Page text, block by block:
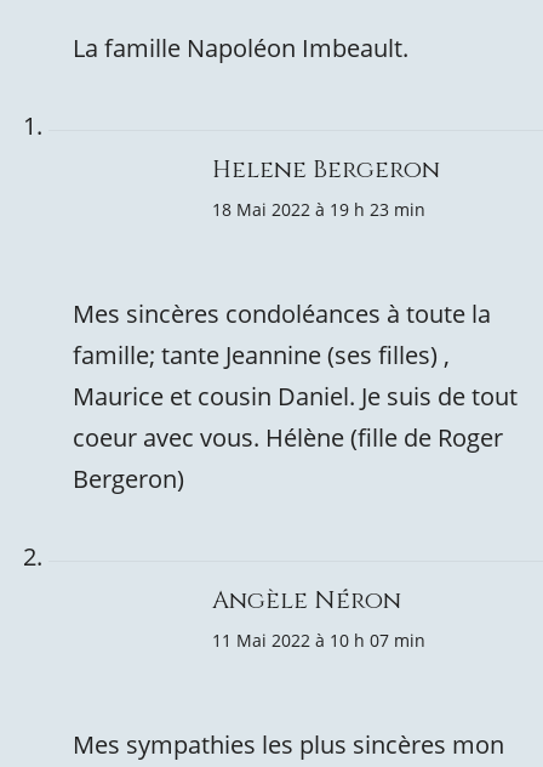
La famille Napoléon Imbeault.
Helene Bergeron
18 Mai 2022 à 19 h 23 min
Mes sincères condoléances à toute la
famille; tante Jeannine (ses filles) ,
Maurice et cousin Daniel. Je suis de tout
coeur avec vous. Hélène (fille de Roger
Bergeron)
Angèle Néron
11 Mai 2022 à 10 h 07 min
Mes sympathies les plus sincères mon